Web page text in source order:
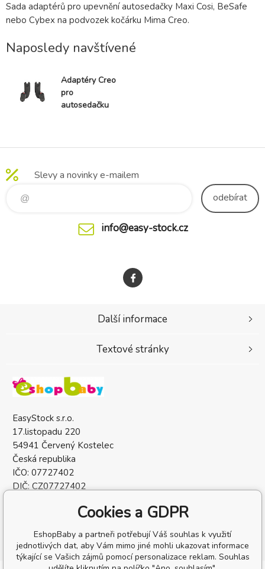
Sada adaptérů pro upevnění autosedačky Maxi Cosi, BeSafe
nebo Cybex na podvozek kočárku Mima Creo.
Naposledy navštívené
Adaptéry Creo
pro
autosedačku
Slevy a novinky e-mailem
odebírat
info@easy-stock.cz
EasyStock s.r.o.
17.listopadu 220
54941 Červený Kostelec
Česká republika
IČO: 07727402
DIČ: CZ07727402
Další informace
Textové stránky
Cookies a GDPR
EshopBaby a partneři potřebují Váš souhlas k využití
jednotlivých dat, aby Vám mimo jiné mohli ukazovat informace
týkající se Vašich zájmů pomocí personalizace reklam. Souhlas